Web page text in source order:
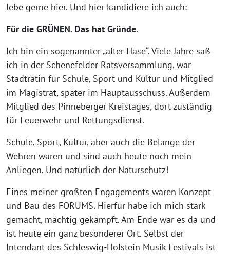
lebe gerne hier. Und hier kandidiere ich auch:
Für die GRÜNEN. Das hat Gründe.
Ich bin ein sogenannter „alter Hase“. Viele Jahre saß
ich in der Schenefelder Ratsversammlung, war
Stadträtin für Schule, Sport und Kultur und Mitglied
im Magistrat, später im Hauptausschuss. Außerdem
Mitglied des Pinneberger Kreistages, dort zuständig
für Feuerwehr und Rettungsdienst.
Schule, Sport, Kultur, aber auch die Belange der
Wehren waren und sind auch heute noch mein
Anliegen. Und natürlich der Naturschutz!
Eines meiner größten Engagements waren Konzept
und Bau des FORUMS. Hierfür habe ich mich stark
gemacht, mächtig gekämpft. Am Ende war es da und
ist heute ein ganz besonderer Ort. Selbst der
Intendant des Schleswig-Holstein Musik Festivals ist